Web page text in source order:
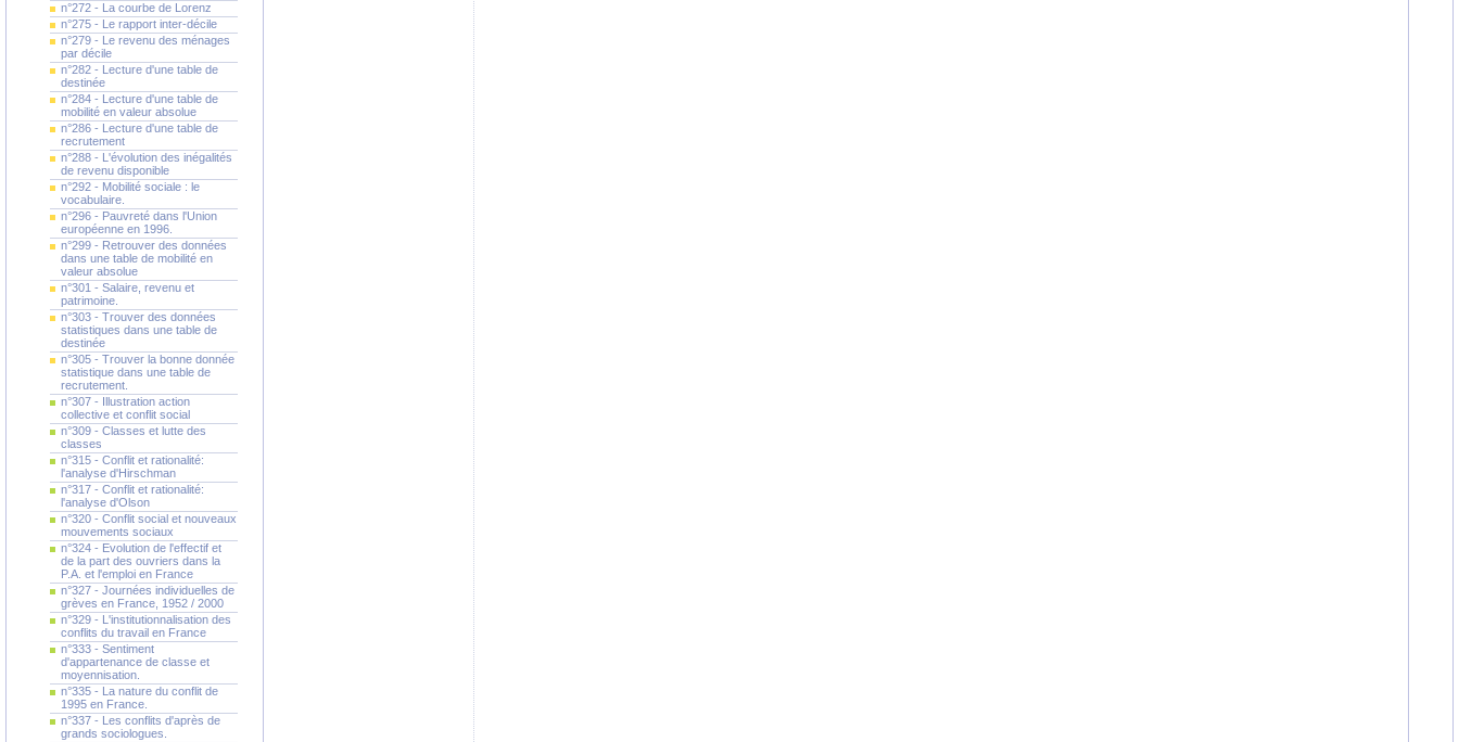
n°272 - La courbe de Lorenz
n°275 - Le rapport inter-décile
n°279 - Le revenu des ménages
par décile
n°282 - Lecture d'une table de
destinée
n°284 - Lecture d'une table de
mobilité en valeur absolue
n°286 - Lecture d'une table de
recrutement
n°288 - L'évolution des inégalités
de revenu disponible
n°292 - Mobilité sociale : le
vocabulaire.
n°296 - Pauvreté dans l'Union
européenne en 1996.
n°299 - Retrouver des données
dans une table de mobilité en
valeur absolue
n°301 - Salaire, revenu et
patrimoine.
n°303 - Trouver des données
statistiques dans une table de
destinée
n°305 - Trouver la bonne donnée
statistique dans une table de
recrutement.
n°307 - Illustration action
collective et conflit social
n°309 - Classes et lutte des
classes
n°315 - Conflit et rationalité:
l'analyse d'Hirschman
n°317 - Conflit et rationalité:
l'analyse d'Olson
n°320 - Conflit social et nouveaux
mouvements sociaux
n°324 - Evolution de l'effectif et
de la part des ouvriers dans la
P.A. et l'emploi en France
n°327 - Journées individuelles de
grèves en France, 1952 / 2000
n°329 - L'institutionnalisation des
conflits du travail en France
n°333 - Sentiment
d'appartenance de classe et
moyennisation.
n°335 - La nature du conflit de
1995 en France.
n°337 - Les conflits d'après de
grands sociologues.